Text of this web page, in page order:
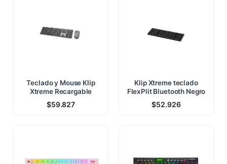
Teclado y Mouse Klip
Xtreme Recargable
$59.827
Klip Xtreme teclado
FlexPlit Bluetooth Negro
$52.926